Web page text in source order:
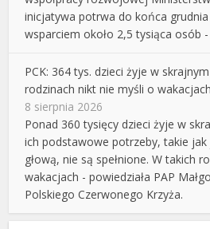
inicjatywa potrwa do końca
wsparciem około 2,5 tysiąca osób
PCK: 364 tys. dzieci żyje w
rodzinach nikt nie myśli o wakacjach
8 sierpnia 2026
Ponad 360 tysięcy dzieci żyje w
ich podstawowe potrzeby, takie jak
głową, nie są spełnione. W takich
wakacjach - powiedziała PAP
Polskiego Czerwonego Krzyża.